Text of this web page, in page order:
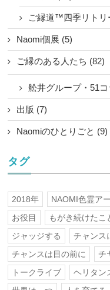
ご縁道™四季リトリ
Naomi個展 (5)
ご縁のある人たち (82)
舩井グループ・51コ
出版 (7)
Naomiのひとりごと (9)
タグ
2018年 NAOMI色霊ア
お役目
もがき続けたこ
ジャッジする
チャンス
チャンスは目の前に
チ
トークライブ
ヘリタン